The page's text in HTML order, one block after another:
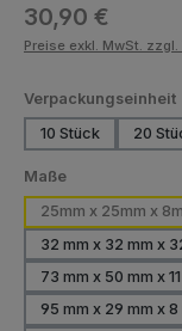
Regulärer Preis:
30,90 €
Preise exkl. MwSt.
Verpackungseinheit
10 Stück
(Diese Option
20
Maßeauswählen
25mm x 25mm x
32 mm x 32 mm x
(Diese
73 mm x 50 mm x
(Diese
95 mm x 29 mm x 8
(Diese